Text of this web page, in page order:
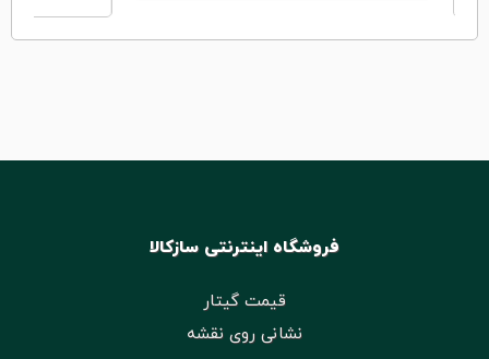
فروشگاه اینترنتی سازکالا
قیمت گیتار
نشانی روی نقشه